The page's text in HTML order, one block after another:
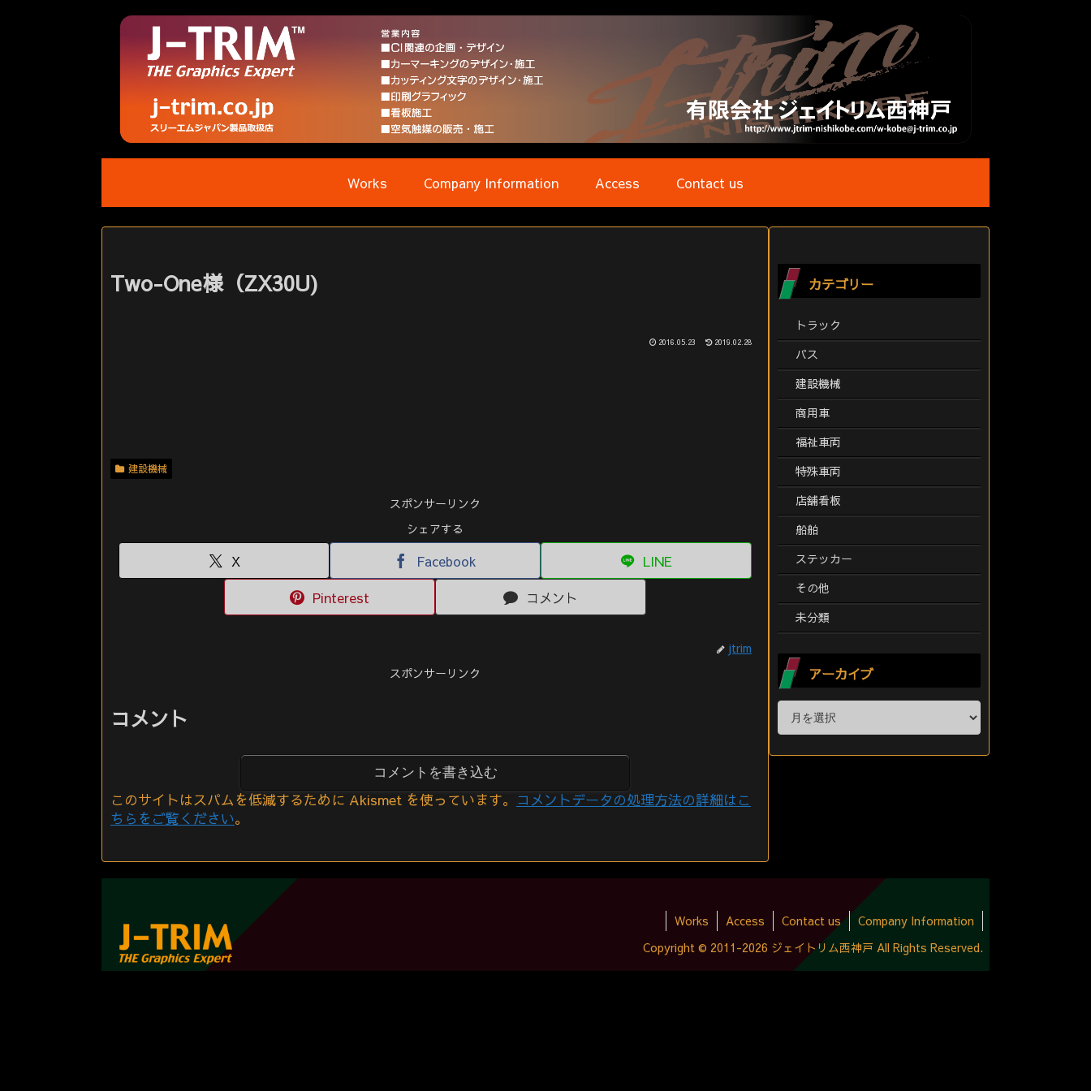
Works Company Information Access Contact us
Two-One様（ZX30U)
2016.05.23 2019.02.28
建設機械
スポンサーリンク
シェアする
X Facebook LINE
Pinterest コメント
jtrim
スポンサーリンク
コメント
コメントを書き込む
このサイトはスパムを低減するために Akismet を使っています。 コメントデータの処理方法の詳細はこ
ちらをご覧ください。
カテゴリー
トラック
バス
建設機械
商用車
福祉車両
特殊車両
店舗看板
船舶
ステッカー
その他
未分類
アーカイブ
Works Access Contact us
Company Information
Copyright © 2011-2026 ジェイトリム西神戸 All Rights Reserved.